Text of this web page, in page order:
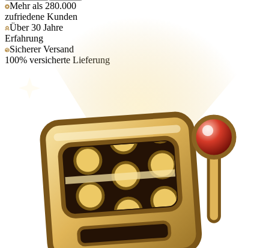
Mehr als 280.000
zufriedene Kunden
Über 30 Jahre
Erfahrung
Sicherer Versand
100% versicherte Lieferung